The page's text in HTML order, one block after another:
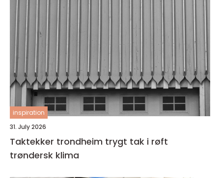
inspiration
31. July 2026
Taktekker trondheim trygt tak i røft
trøndersk klima